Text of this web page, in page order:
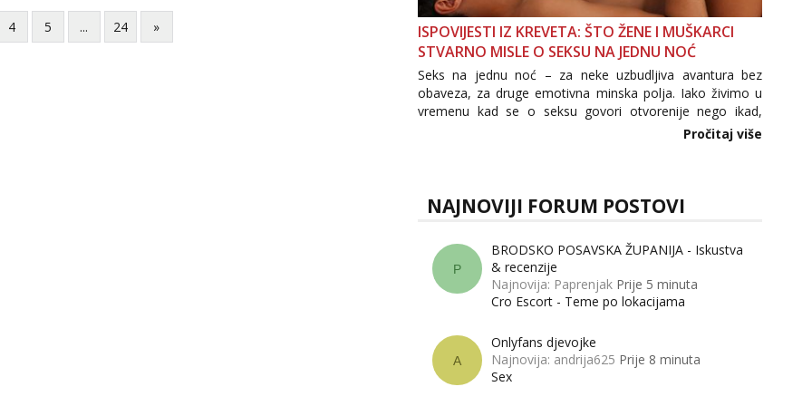
4 5 ... 24 »
ISPOVIJESTI IZ KREVETA: ŠTO ŽENE I MUŠKARCI
STVARNO MISLE O SEKSU NA JEDNU NOĆ
Seks na jednu noć – za neke uzbudljiva avantura bez
obaveza, za druge emotivna minska polja. Iako živimo u
vremenu kad se o seksu govori otvorenije nego ikad,
tema „jedne noći strasti“ i dalje izaziva burne rasprave. Što
Pročitaj više
NAJNOVIJI FORUM POSTOVI
P
BRODSKO POSAVSKA ŽUPANIJA - Iskustva
& recenzije
Najnovija: Paprenjak Prije 5 minuta
Cro Escort - Teme po lokacijama
A
Onlyfans djevojke
Najnovija: andrija625 Prije 8 minuta
Sex